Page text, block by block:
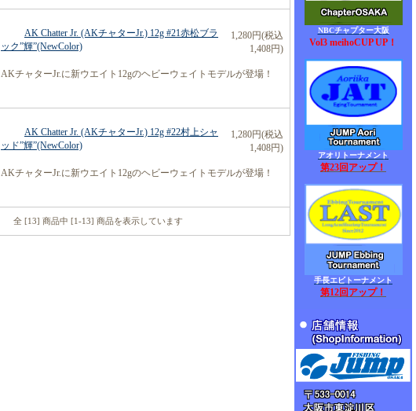
AK Chatter Jr. (AKチャターJr.) 12g #21赤松ブラ
ック”輝”(NewColor)
1,280円(税込
1,408円)
AKチャターJr.に新ウエイト12gのヘビーウェイトモデルが登場！
AK Chatter Jr. (AKチャターJr.) 12g #22村上シャ
ッド”輝”(NewColor)
1,280円(税込
1,408円)
AKチャターJr.に新ウエイト12gのヘビーウェイトモデルが登場！
全 [13] 商品中 [1-13] 商品を表示しています
NBCチャプター大阪
Vol3 meihoCUP UP！
アオリトーナメント
第23回アップ！
手長エビトーナメント
第12回アップ！